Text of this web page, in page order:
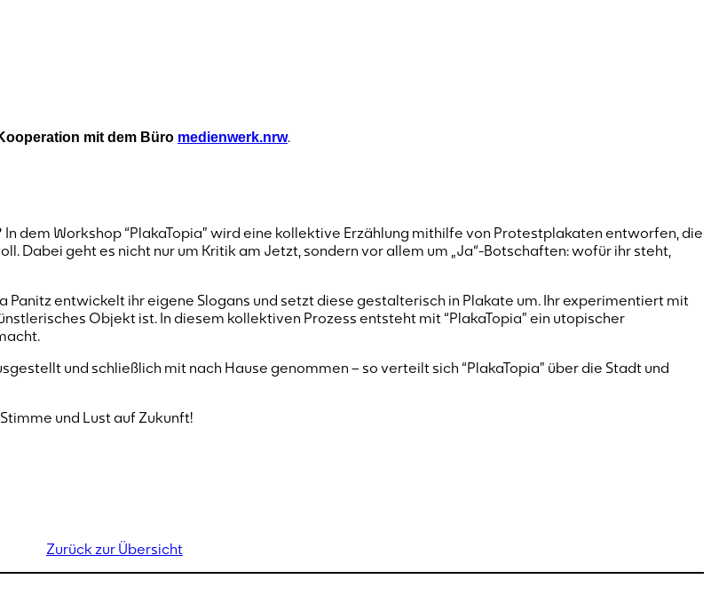
mit dem Büro medienwerk.nrw.
dem Workshop “PlakaTopia” wird eine kollektive Erzählung mithilfe von Protestplakaten entworfen, die
Dabei geht es nicht nur um Kritik am Jetzt, sondern vor allem um „Ja“-Botschaften: wofür ihr steht,
Panitz entwickelt ihr eigene Slogans und setzt diese gestalterisch in Plakate um. Ihr experimentiert mit
Objekt ist. In diesem kollektiven Prozess entsteht mit “PlakaTopia” ein utopischer
und schließlich mit nach Hause genommen – so verteilt sich “PlakaTopia” über die Stadt und
und Lust auf Zukunft!
Zurück zur Übersicht